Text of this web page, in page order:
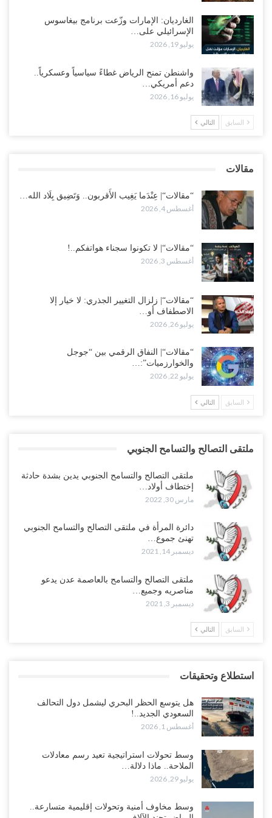
وسط غضبٍ جنوباً.. دعوات لإغلاق مطرح فدغم مع تحوله من معسكر
للتجنيد إلى ساحة لتصفية قادة التحالف..!
“تعز“| مع اقتراب إعادة الهيكلة السعودية.. سباق بين طارق والإصلاح
لإشعال حرب..!
أغسطس 2, 2026
أغسطس 2, 2026
الغارديان: الإمارات وزّعت برنامج بيغاسوس
الإسرائيلي على…
يوليو 19, 2026
واشنطن تمنح الرياض غطاءً سياسياً وعسكرياً..
دعم أمريكي…
يوليو 16, 2026
السابق التالي
مقالات
“مقالات“| عِنْدَما يَغِيب الأَقربون.. وَتَضِيق بِلَاد الله…
أغسطس 4, 2026
“مقالات“| لا تكونوا سجناء هواتفكم..!
أغسطس 3, 2026
“مقالات“| زلزال التغيير الجذري: لا خيار إلا
الاصطفاف أو…
يوليو 26, 2026
“مقالات“| النفاق الرقمي بين “جوجل
والخوارزميات”:…
يوليو 22, 2026
السابق التالي
ملتقى التصالح والتسامح الجنوبي
ملتقى التصالح والتسامح الجنوبي يدين بشدة حادثة
إختطاف أولاد…
مارس 30, 2022
دائرة المرأة في ملتقى التصالح والتسامح الجنوبي
تهنئ جموع…
ديسمبر 14, 2021
ملتقى التصالح والتسامح بالعاصمة عدن يدعو
مناصريه وجميع…
ديسمبر 3, 2021
السابق التالي
استطلاع وتحقيقات
هل يتوسع الحظر البحري ليشمل دول التحالف
السعودي الجديد..!
أغسطس 1, 2026
وسط تحولات استراتيجية تعيد رسم معادلات
الملاحة.. ماذا دلالة…
يوليو 29, 2026
وسط مخاوف أمنية وتحولات إقليمية متسارعة..